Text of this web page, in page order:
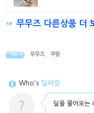
☞ 무무즈 다른상품 더
TAG • 무무즈 쿠팡
Who's 딜사랑
? 딜을 물어오는